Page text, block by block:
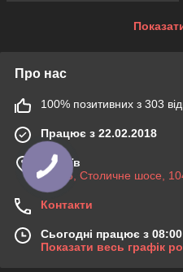
Про нас
100% позитивних з 303
Працює з 22.02.2018
м. Київ
03045, Столичне шосе,
Контакти
Сьогодні працює з
Показати весь графік